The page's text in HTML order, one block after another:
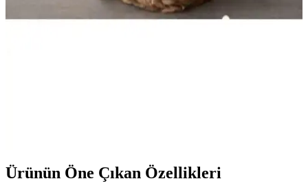
ÇİÇEKCE HOME'un 1 kg'lık boncuk silikon elyafı, yastık ve peluş
Ürünün Öne Çıkan Özellikleri